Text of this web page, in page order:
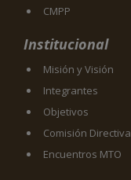
CMPP
Institucional
Misión y Visión
Integrantes
Objetivos
Comisión Directiva
Encuentros MTO